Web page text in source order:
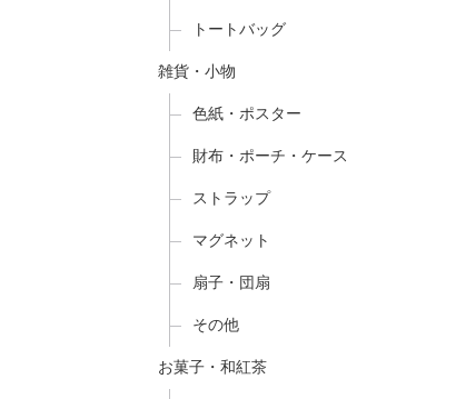
トートバッグ
雑貨・小物
色紙・ポスター
財布・ポーチ・ケース
ストラップ
マグネット
扇子・団扇
その他
お菓子・和紅茶